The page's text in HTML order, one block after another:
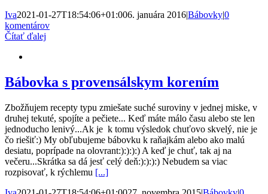
Iva2021-01-27T18:54:06+01:006. januára 2016|Bábovky|0
komentárov
Čítať ďalej
Bábovka s provensálskym korením
Zbožňujem recepty typu zmiešate suché suroviny v jednej miske, v
druhej tekuté, spojíte a pečiete... Keď máte málo času alebo ste len
jednoducho lenivý...Ak je k tomu výsledok chuťovo skvelý, nie je
čo riešiť:) My obľubujeme bábovku k raňajkám alebo ako malú
desiatu, poprípade na olovrant:):):):) A keď je chuť, tak aj na
večeru...Skrátka sa dá jesť celý deň:):):):) Nebudem sa viac
rozpisovať, k rýchlemu [...]